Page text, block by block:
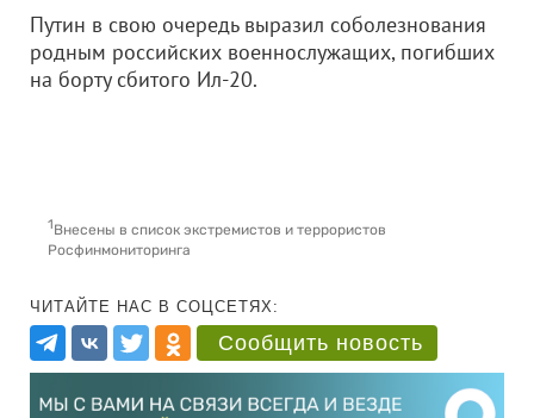
Путин в свою очередь выразил соболезнования
родным российских военнослужащих, погибших
на борту сбитого Ил-20.
1Внесены в список экстремистов и террористов
Росфинмониторинга
ЧИТАЙТЕ НАС В СОЦСЕТЯХ:
Сообщить новость